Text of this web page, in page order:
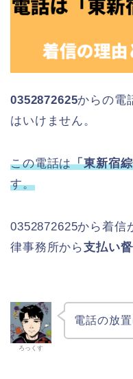
0352872625からの電
はいけません。
この電話は「東新宿
す。
0352872625から着信
律事務所から支払い
ろっくす
電話の放